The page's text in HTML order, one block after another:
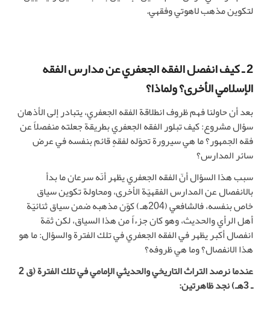
لتكوين مذهب لاهوتي وفقهي.
2 ـ كيف انفصل الفقه الجعفري عن مدارس الفقه
الإسلامي الأخرى؟ ولماذا؟
بعد أن حاولنا فهم ظروف انطلاقة الفقه الجعفري، يتبادر إلى الأذهان
سؤال مشروع: كيف تبلور الفقه الجعفري بطريقة جعلته منفصلاً عن
فقه الجمهور؟ ما هي سيرورة تحوّله لفقهٍ قائم بنفسه في عرض
سائر المدارس؟
سبب هذا السؤال أنّ الفقه الجعفري يظهر أنّه سرعان ما بدأ
بالانفصال عن المدارس الفقهيّة الأخرى، ومحاولة تكوين سياق
خاص بنفسه، فالشافعي (204هـ) كوّن مذهبه ضمن سياق ثنائيّة
أهل الرأي والحديث، وهو كان جزءاً من هذا السياق، لكن ثمّة
انفصال أكبر يظهر في الفقه الجعفري في تلك الفترة والسؤال: ما هو
هذا الانفصال؟ وما هي ظروفه؟
عندما نرصد التراث التاريخي والحديثي الإمامي في تلك الفترة (ق 2
ـ 3هـ) نجد ظاهرتين: